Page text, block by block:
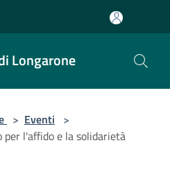
Longarone
> Eventi >
l'affido e la solidarietà